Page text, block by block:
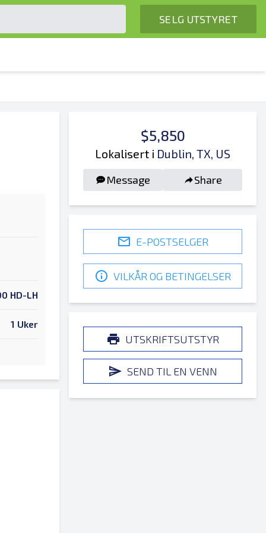
SELG UTSTYRET
HD-LH
1 Uker
$5,850
Lokalisert i Dublin, TX, US
Message Share
E-POSTSELGER
VILKÅR OG BETINGELSER
UTSKRIFTSUTSTYR
SEND TIL EN VENN